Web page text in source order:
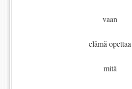
vaan
elämä opettaa
mitä